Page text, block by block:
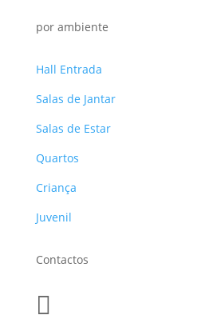
por ambiente
Hall Entrada
Salas de Jantar
Salas de Estar
Quartos
Criança
Juvenil
Contactos
